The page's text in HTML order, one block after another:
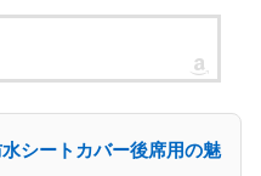
シートカバー後席用の魅